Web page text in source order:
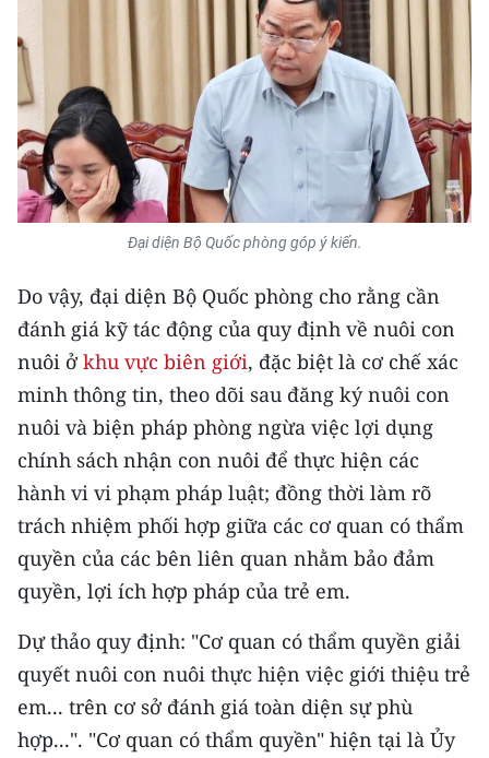
Đại diện Bộ Quốc phòng góp ý kiến.
Do vậy, đại diện Bộ Quốc phòng cho rằng cần
đánh giá kỹ tác động của quy định về nuôi con
nuôi ở khu vực biên giới, đặc biệt là cơ chế xác
minh thông tin, theo dõi sau đăng ký nuôi con
nuôi và biện pháp phòng ngừa việc lợi dụng
chính sách nhận con nuôi để thực hiện các
hành vi vi phạm pháp luật; đồng thời làm rõ
trách nhiệm phối hợp giữa các cơ quan có thẩm
quyền của các bên liên quan nhằm bảo đảm
quyền, lợi ích hợp pháp của trẻ em.
Dự thảo quy định: "Cơ quan có thẩm quyền giải
quyết nuôi con nuôi thực hiện việc giới thiệu trẻ
em... trên cơ sở đánh giá toàn diện sự phù
hợp...". "Cơ quan có thẩm quyền" hiện tại là Ủy